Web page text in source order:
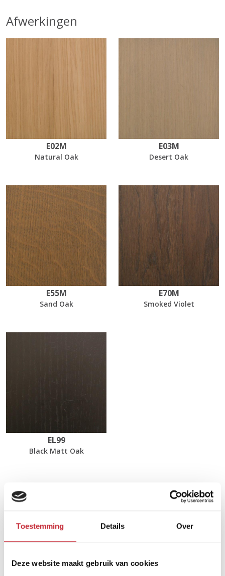
Toestemming Details Over
Deze website maakt gebruik van cookies
Afwerkingen
E02M
Natural Oak
E03M
Desert Oak
E55M
Sand Oak
E70M
Smoked Violet
EL99
Black Matt Oak
Afmetingen
150 x 150 x 76 cm
Zoek uw dichtsbijzijnde